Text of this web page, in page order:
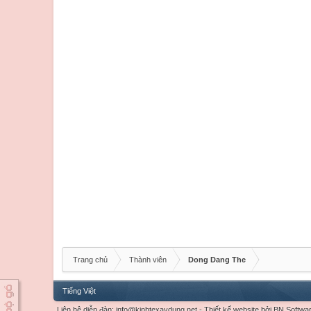
Trang chủ Thành viên Dong Dang The
Tiếng Việt